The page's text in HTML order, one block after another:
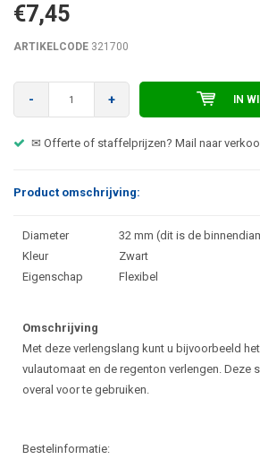
€7,45
ARTIKELCODE 321700
- + IN
✉ Offerte of staffelprijzen? Mail naar
Product omschrijving:
Diameter
32 mm (dit is de
Kleur
Zwart
Eigenschap
Flexibel
Omschrijving
Met deze verlengslang kunt u bijvoorbeeld
vulautomaat en de regenton verlengen. Deze
overal voor te gebruiken.
Bestelinformatie: